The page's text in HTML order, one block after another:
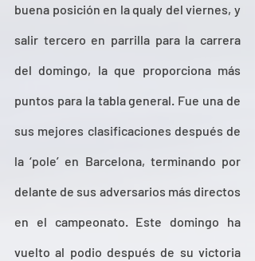
buena posición en la qualy del viernes, y
salir tercero en parrilla para la carrera
del domingo, la que proporciona más
puntos para la tabla general. Fue una de
sus mejores clasificaciones después de
la ‘pole’ en Barcelona, terminando por
delante de sus adversarios más directos
en el campeonato. Este domingo ha
vuelto al podio después de su victoria